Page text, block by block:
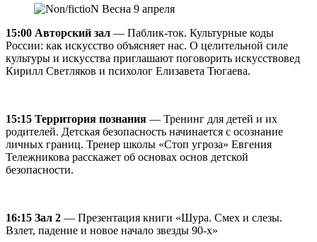
15:00 Авторский зал — Паблик-ток. Культурные коды
России: как искусство объясняет нас. О целительной силе
культуры и искусства приглашают поговорить искусствовед
Кирилл Светляков и психолог Елизавета Тюгаева.
15:15 Территория познания — Тренинг для детей и их
родителей. Детская безопасность начинается с осознание
личных границ. Тренер школы «Стоп угроза» Евгения
Тележникова расскажет об основах основ детской
безопасности.
16:15 Зал 2 — Презентация книги «Шура. Смех и слезы.
Взлет, падение и новое начало звезды 90-х»